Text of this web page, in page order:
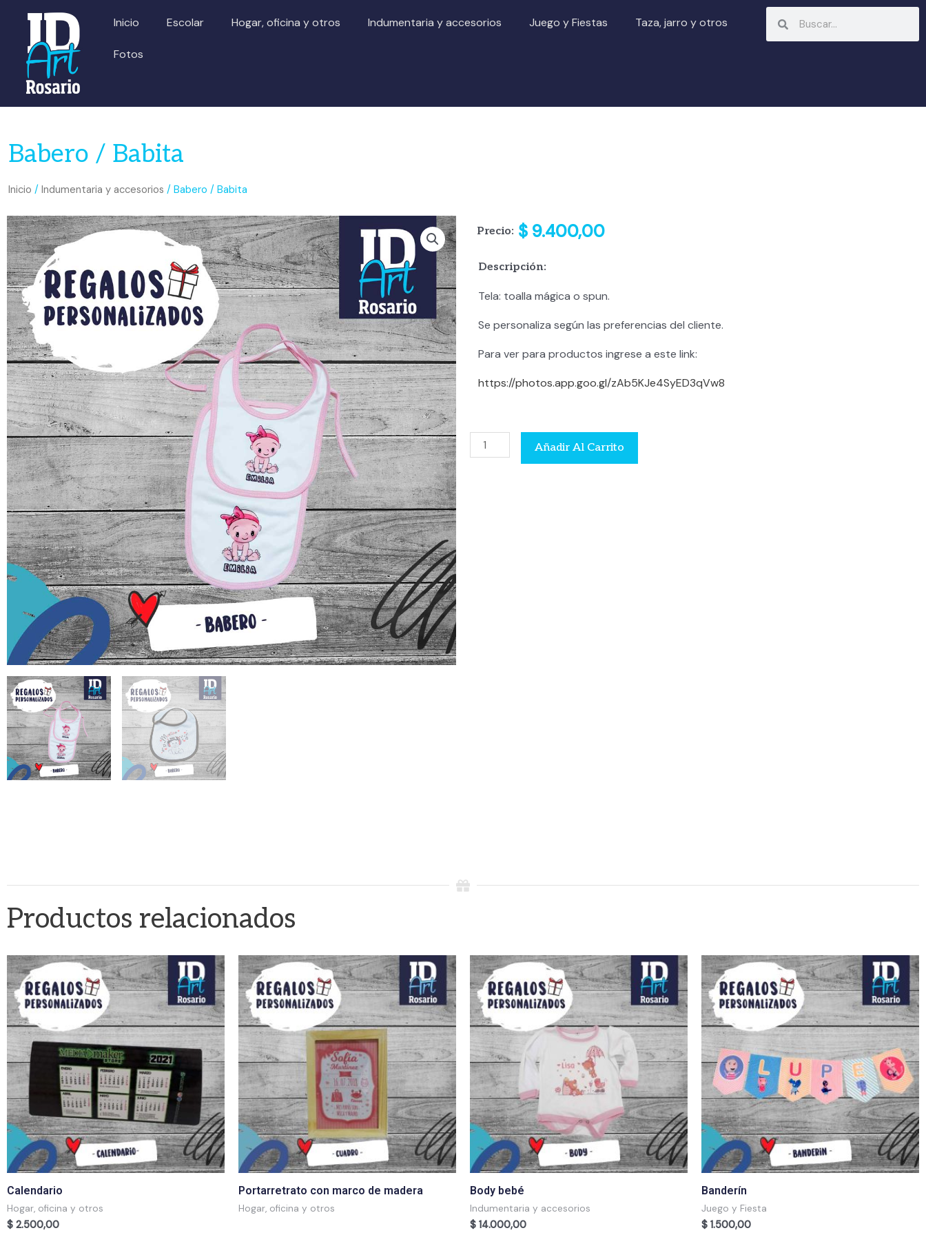
contenido
Inicio Escolar Hogar, oficina y otros Indumentaria y accesorios Juego y Fiestas Taza, jarro y otros
Fotos
Babero / Babita
Inicio / Indumentaria y accesorios / Babero / Babita
Precio: $ 9.400,00
Descripción:
Tela: toalla mágica o spun.
Se personaliza según las preferencias del cliente.
Para ver para productos ingrese a este link:
https://photos.app.goo.gl/zAb5KJe4SyED3qVw8
Babero
/
Añadir Al Carrito
Productos relacionados
Calendario
Hogar, oficina y otros
$ 2.500,00
Portarretrato con marco de madera
Hogar, oficina y otros
Body bebé
Indumentaria y accesorios
$ 14.000,00
Banderín
Juego y Fiesta
$ 1.500,00